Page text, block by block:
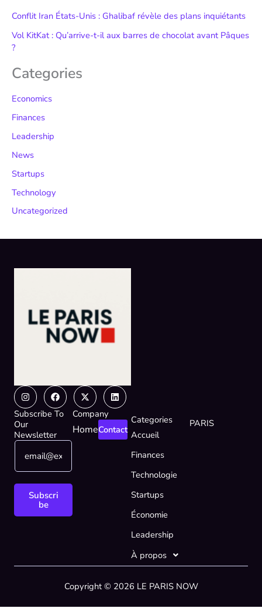
Conflit Iran États-Unis : Ghalibaf révèle des plans inquiétants
Vol KitKat : Qu’arrive-t-il aux barres de chocolat avant Pâques
?
Categories
Economics
Finances
Leadership
News
Startups
Technology
Uncategorized
InstagramFacebook
X-
twitter
Linkedin
Subscribe To
Our
Newsletter
E
a
i
m
*
E
a
Subscri
be
Company
HomeContact
Categories
Accueil
Finances
Technologie
Startups
Économie
Leadership
À propos
PARIS
Copyright © 2026 LE PARIS NOW